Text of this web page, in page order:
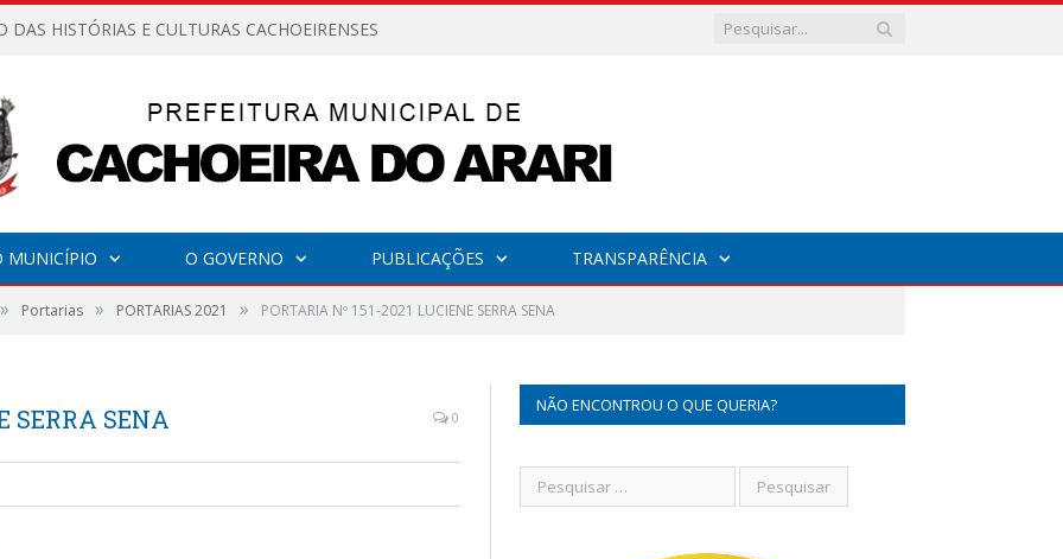
DAS HISTÓRIAS E CULTURAS CACHOEIRENSES
MUNICÍPIO O GOVERNO PUBLICAÇÕES TRANSPARÊNCIA
» Portarias » PORTARIAS 2021 » PORTARIA Nº 151-2021 LUCIENE SERRA SENA
SERRA SENA 0
NÃO ENCONTROU O QUE QUERIA?